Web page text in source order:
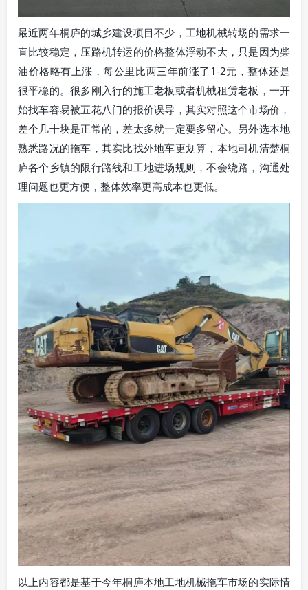
最近两年桐庐的城乡建设项目不少，工地机械转场的需求一
直比较稳定，压路机转运的价格整体浮动不大，只是因为柴
油价格略有上涨，每公里比两三年前涨了1-2元，整体还是
很平稳的。很多刚入行的施工老板或者机械租赁老板，一开
始找车容易被五花八门的报价误导，其实对照这个市场价，
差个几十块是正常的，差太多就一定要多留心。另外选本地
熟悉路况的拖车，其实比找外地车更划算，本地司机清楚桐
庐各个乡镇的限行路线和工地进场规则，不会绕路，沟通处
理问题也更方便，整体效率更高成本也更低。
以上内容都是基于今年桐庐本地工地机械拖车市场的实际情